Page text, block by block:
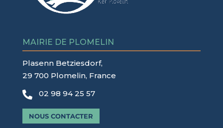
MAIRIE DE PLOMELIN
Plasenn Betziesdorf,
29 700 Plomelin, France
 02 98 94 25 57
NOUS CONTACTER